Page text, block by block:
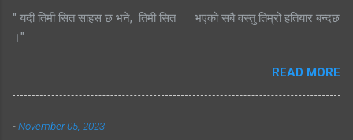
" यदी तिमी सित साहस छ भने, तिमी सित भएको सबै वस्तु तिम्रो हतियार बन्दछ
।"
READ MORE
-November 05, 2023